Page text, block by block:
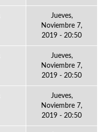
Jueves,
Noviembre 7,
2019 - 20:50
Jueves,
Noviembre 7,
2019 - 20:50
Jueves,
Noviembre 7,
2019 - 20:50